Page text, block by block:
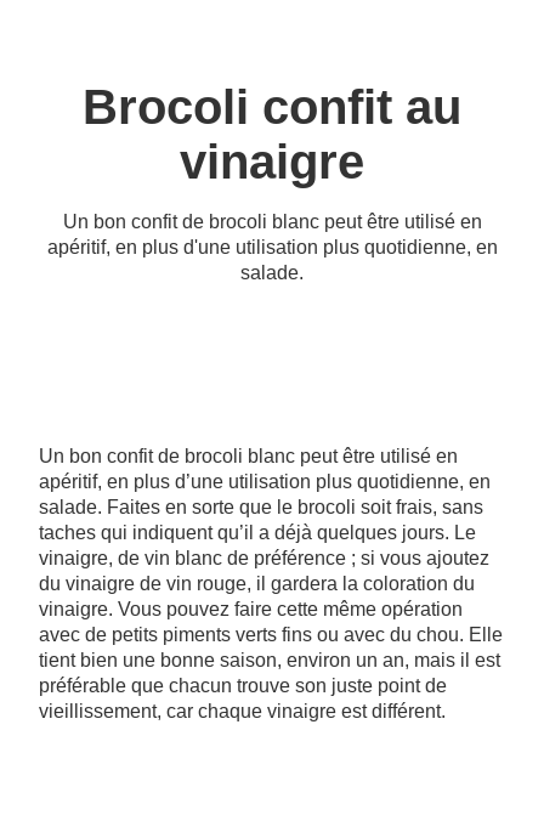
Brocoli confit au
vinaigre
Un bon confit de brocoli blanc peut être utilisé en
apéritif, en plus d'une utilisation plus quotidienne, en
salade.
Un bon confit de brocoli blanc peut être utilisé en
apéritif, en plus d’une utilisation plus quotidienne, en
salade. Faites en sorte que le brocoli soit frais, sans
taches qui indiquent qu’il a déjà quelques jours. Le
vinaigre, de vin blanc de préférence ; si vous ajoutez
du vinaigre de vin rouge, il gardera la coloration du
vinaigre. Vous pouvez faire cette même opération
avec de petits piments verts fins ou avec du chou. Elle
tient bien une bonne saison, environ un an, mais il est
préférable que chacun trouve son juste point de
vieillissement, car chaque vinaigre est différent.